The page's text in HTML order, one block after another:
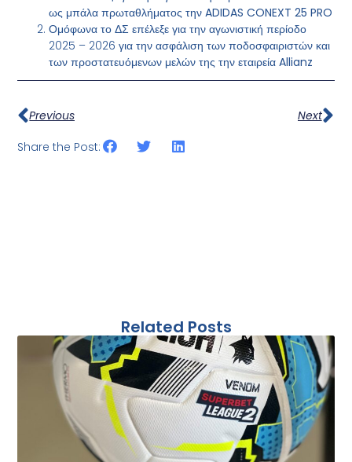
ως μπάλα πρωταθλήματος τηνADIDAS CONEXT 25 PRO
Ομόφωνα το ΔΣ επέλεξε για την αγωνιστική περίοδο
2025 – 2026 για την ασφάλιση των ποδοσφαιριστών και
των προστατευόμενων μελών της την εταιρείαAllianz
Previous Next
Share the Post:
Related Posts